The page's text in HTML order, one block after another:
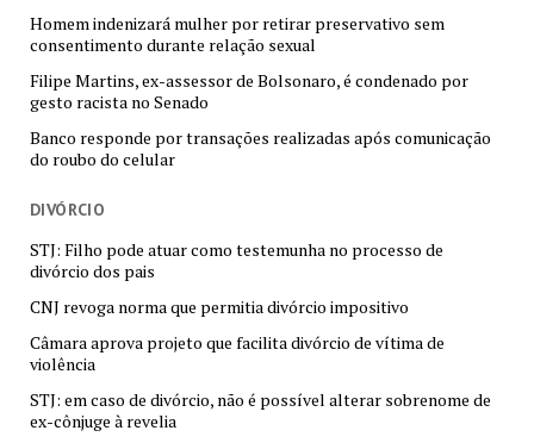
Homem indenizará mulher por retirar preservativo sem
consentimento durante relação sexual
Filipe Martins, ex-assessor de Bolsonaro, é condenado por
gesto racista no Senado
Banco responde por transações realizadas após comunicação
do roubo do celular
DIVÓRCIO
STJ: Filho pode atuar como testemunha no processo de
divórcio dos pais
CNJ revoga norma que permitia divórcio impositivo
Câmara aprova projeto que facilita divórcio de vítima de
violência
STJ: em caso de divórcio, não é possível alterar sobrenome de
ex-cônjuge à revelia